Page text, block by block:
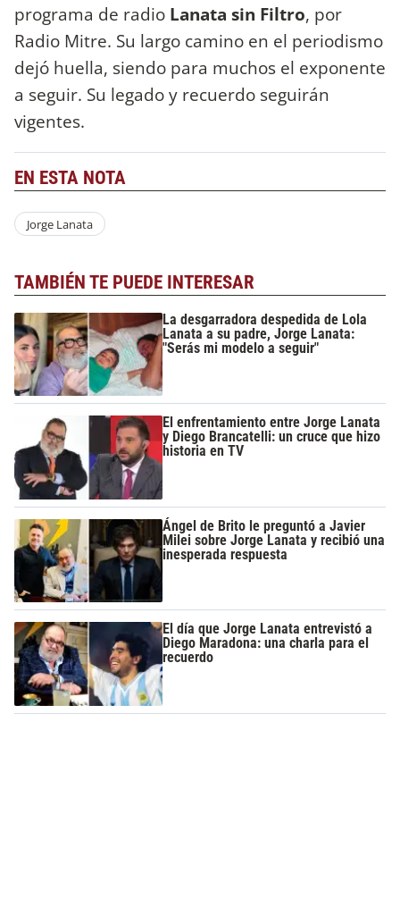
programa de radio Lanata sin Filtro, por
Radio Mitre. Su largo camino en el periodismo
dejó huella, siendo para muchos el exponente
a seguir. Su legado y recuerdo seguirán
vigentes.
EN ESTA NOTA
Jorge Lanata
TAMBIÉN TE PUEDE INTERESAR
La desgarradora despedida de Lola
Lanata a su padre, Jorge Lanata:
"Serás mi modelo a seguir"
El enfrentamiento entre Jorge Lanata
y Diego Brancatelli: un cruce que hizo
historia en TV
Ángel de Brito le preguntó a Javier
Milei sobre Jorge Lanata y recibió una
inesperada respuesta
El día que Jorge Lanata entrevistó a
Diego Maradona: una charla para el
recuerdo